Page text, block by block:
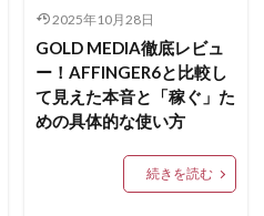
2025年10月28日
GOLD MEDIA徹底レビュ
ー！AFFINGER6と比較し
て見えた本音と「稼ぐ」た
めの具体的な使い方
続きを読む